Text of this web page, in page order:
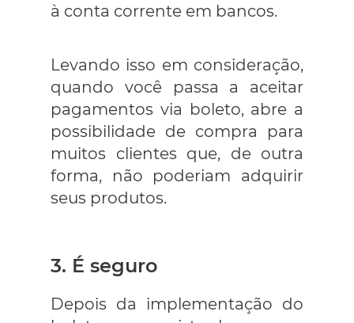
à conta corrente em bancos.
Levando isso em consideração,
quando você passa a aceitar
pagamentos via boleto, abre a
possibilidade de compra para
muitos clientes que, de outra
forma, não poderiam adquirir
seus produtos.
3. É seguro
Depois da implementação do